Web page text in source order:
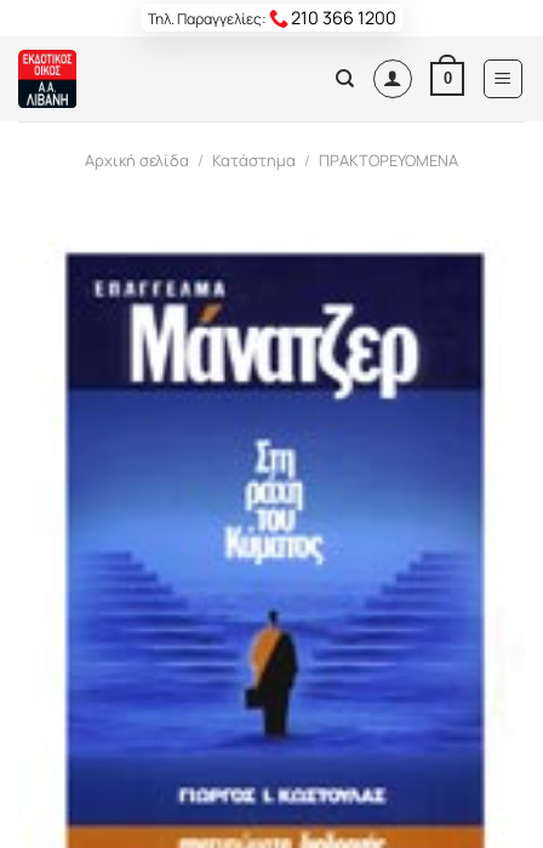
content
Τηλ. Παραγγελίες: 210 366 1200
0
Αρχική σελίδα / Κατάστημα / ΠΡΑΚΤΟΡΕΥΟΜΕΝΑ